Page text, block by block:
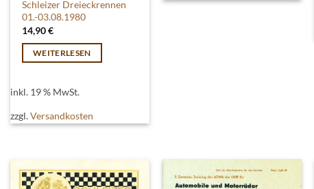
Schleizer Dreieckrennen
01.-03.08.1980
14,90€
WEITERLESEN
inkl. 19 % MwSt.
zzgl.Versandkosten